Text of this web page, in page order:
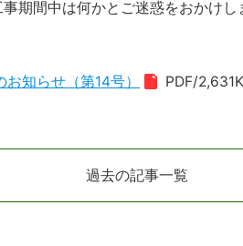
期間中は何かとご迷惑をおかけ
知らせ（第14号）
PDF/
過去の記事一覧